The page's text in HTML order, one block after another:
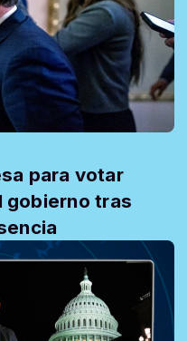
para votar
gobierno tras